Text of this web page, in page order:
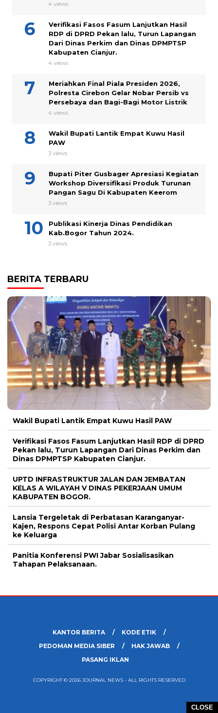
CLOSE
4 views
Verifikasi Fasos Fasum Lanjutkan Hasil
RDP di DPRD Pekan lalu, Turun Lapangan
Dari Dinas Perkim dan Dinas DPMPTSP
Kabupaten Cianjur.
4 views
Meriahkan Final Piala Presiden 2026,
Polresta Cirebon Gelar Nobar Persib vs
Persebaya dan Bagi-Bagi Motor Listrik
4 views
Wakil Bupati Lantik Empat Kuwu Hasil
PAW
3 views
Bupati Piter Gusbager Apresiasi Kegiatan
Workshop Diversifikasi Produk Turunan
Pangan Sagu Di Kabupaten Keerom
3 views
Publikasi Kinerja Dinas Pendidikan
Kab.Bogor Tahun 2024.
3 views
BERITA TERBARU
Wakil Bupati Lantik Empat Kuwu Hasil PAW
Verifikasi Fasos Fasum Lanjutkan Hasil RDP di DPRD
Pekan lalu, Turun Lapangan Dari Dinas Perkim dan
Dinas DPMPTSP Kabupaten Cianjur.
UPTD INFRASTRUKTUR JALAN DAN JEMBATAN
KELAS A WILAYAH V DINAS PEKERJAAN UMUM
KABUPATEN BOGOR.
Lansia Tergeletak di Perbatasan Karanganyar-
Kajen, Respons Cepat Polisi Antar Korban Pulang
ke Keluarga
Panitia Konferensi PWI Jabar Sosialisasikan
Tahapan Pelaksanaan.
KANTOR BERITA
KODE ETIK
PEDOMAN MEDIA SIBER
HAK JAWAB
PASANG IKLAN
COPYRIGHT © 2026 JOURNAL NEWS - ALL RIGHTS RESERVED